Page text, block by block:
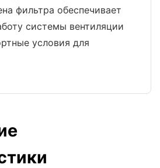
фильтра обеспечивает
системы вентиляции
условия для